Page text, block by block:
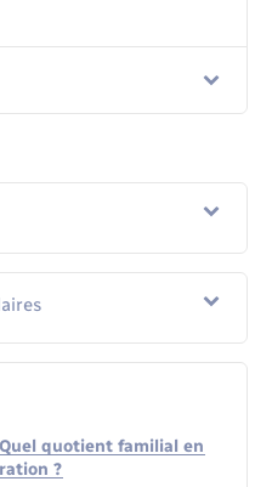
quotient familial en
?